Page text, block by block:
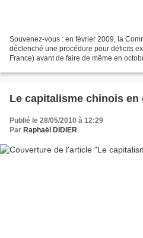
Souvenez-vous : en février 2009, la
déclenché une procédure pour déficits
France) avant de faire de même en
Le capitalisme chinois en
Publié le 28/05/2010 à 12:29
Par Raphaël DIDIER